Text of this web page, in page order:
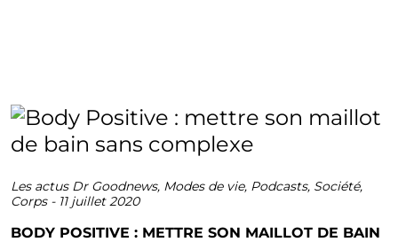
Les actus Dr Goodnews, Modes de vie, Podcasts, Société,
Corps- 11 juillet 2020
BODY POSITIVE : METTRE SON MAILLOT DE BAIN